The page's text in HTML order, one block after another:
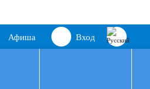
Вход
Афиша